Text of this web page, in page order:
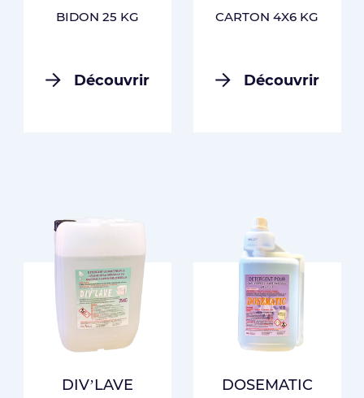
BIDON 25 KG
Découvrir
CARTON 4X6 KG
Découvrir
DIV’LAVE DOSEMATIC